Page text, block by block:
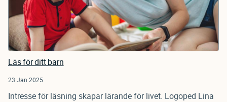
Läs för ditt barn
23 Jan 2025
Intresse för läsning skapar lärande för livet. Logoped Lina